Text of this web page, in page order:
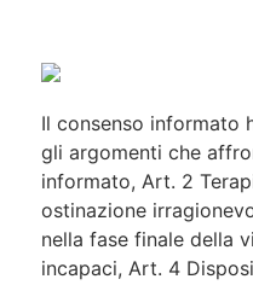
Il consenso informato
gli argomenti che
informato, Art. 2
ostinazione
nella fase finale della
incapaci, Art. 4